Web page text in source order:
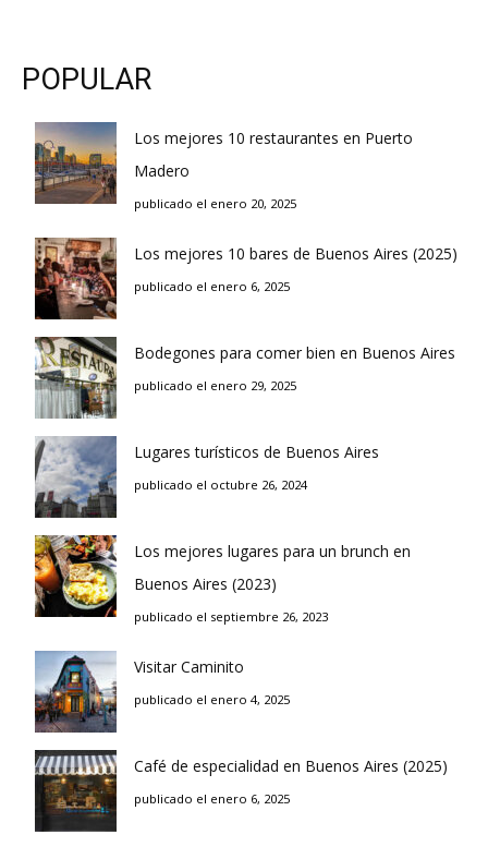
POPULAR
Los mejores 10 restaurantes en Puerto
Madero
publicado el enero 20, 2025
Los mejores 10 bares de Buenos Aires (2025)
publicado el enero 6, 2025
Bodegones para comer bien en Buenos Aires
publicado el enero 29, 2025
Lugares turísticos de Buenos Aires
publicado el octubre 26, 2024
Los mejores lugares para un brunch en
Buenos Aires (2023)
publicado el septiembre 26, 2023
Visitar Caminito
publicado el enero 4, 2025
Café de especialidad en Buenos Aires (2025)
publicado el enero 6, 2025